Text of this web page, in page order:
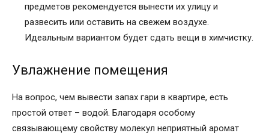
предметов рекомендуется вынести их улицу и
развесить или оставить на свежем воздухе.
Идеальным вариантом будет сдать вещи в химчистку.
Увлажнение помещения
На вопрос, чем вывести запах гари в квартире, есть
простой ответ – водой. Благодаря особому
связывающему свойству молекул неприятный аромат